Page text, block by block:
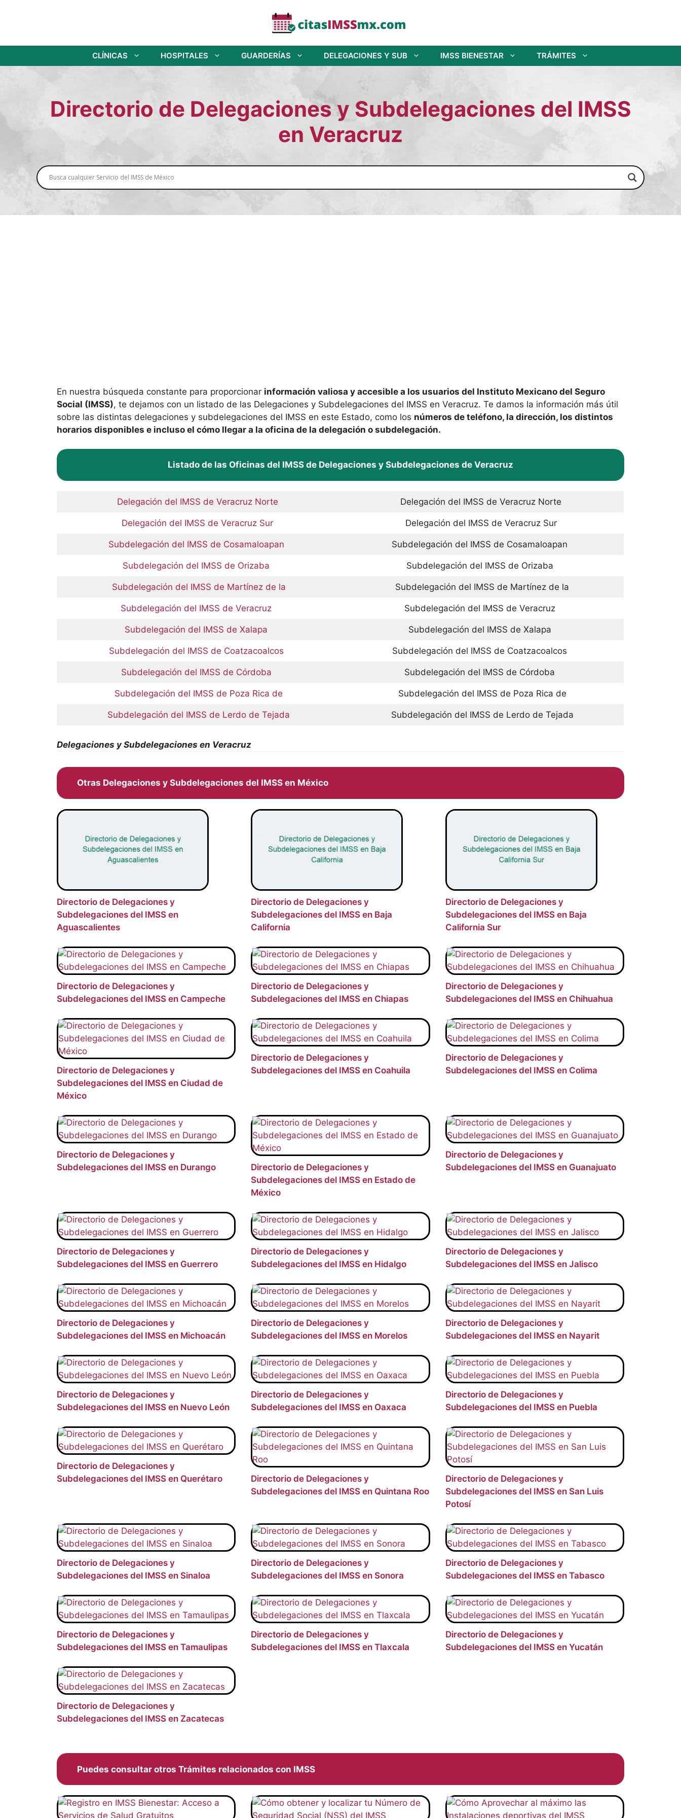
CLÍNICAS HOSPITALES GUARDERÍAS DELEGACIONES Y SUB IMSS BIENESTAR TRÁMITES
Directorio de Delegaciones y Subdelegaciones del IMSS
en Veracruz
En nuestra búsqueda constante para proporcionar información valiosa y accesible a los usuarios del Instituto Mexicano del Seguro
Social (IMSS), te dejamos con un listado de las Delegaciones y Subdelegaciones del IMSS en Veracruz. Te damos la información más útil
sobre las distintas delegaciones y subdelegaciones del IMSS en este Estado, como los números de teléfono, la dirección, los distintos
horarios disponibles e incluso el cómo llegar a la oficina de la delegación o subdelegación.
Listado de las Oficinas del IMSS de Delegaciones y Subdelegaciones de Veracruz
Delegación del IMSS de Veracruz Norte Delegación del IMSS de Veracruz Norte
Delegación del IMSS de Veracruz Sur Delegación del IMSS de Veracruz Sur
Subdelegación del IMSS de Cosamaloapan Subdelegación del IMSS de Cosamaloapan
Subdelegación del IMSS de Orizaba Subdelegación del IMSS de Orizaba
Subdelegación del IMSS de Martínez de la Subdelegación del IMSS de Martínez de la
Subdelegación del IMSS de Veracruz Subdelegación del IMSS de Veracruz
Subdelegación del IMSS de Xalapa Subdelegación del IMSS de Xalapa
Subdelegación del IMSS de Coatzacoalcos Subdelegación del IMSS de Coatzacoalcos
Subdelegación del IMSS de Córdoba Subdelegación del IMSS de Córdoba
Subdelegación del IMSS de Poza Rica de Subdelegación del IMSS de Poza Rica de
Subdelegación del IMSS de Lerdo de Tejada Subdelegación del IMSS de Lerdo de Tejada
Delegaciones y Subdelegaciones en Veracruz
Otras Delegaciones y Subdelegaciones del IMSS en México
Directorio de Delegaciones y
Subdelegaciones del IMSS en
Aguascalientes
Directorio de Delegaciones y
Subdelegaciones del IMSS en Baja
California
Directorio de Delegaciones y
Subdelegaciones del IMSS en Baja
California Sur
Directorio de Delegaciones y
Subdelegaciones del IMSS en Campeche
Directorio de Delegaciones y
Subdelegaciones del IMSS en Chiapas
Directorio de Delegaciones y
Subdelegaciones del IMSS en Chihuahua
Directorio de Delegaciones y
Subdelegaciones del IMSS en Ciudad de
México
Directorio de Delegaciones y
Subdelegaciones del IMSS en Coahuila
Directorio de Delegaciones y
Subdelegaciones del IMSS en Colima
Directorio de Delegaciones y
Subdelegaciones del IMSS en Durango
Directorio de Delegaciones y
Subdelegaciones del IMSS en Estado de
México
Directorio de Delegaciones y
Subdelegaciones del IMSS en Guanajuato
Directorio de Delegaciones y
Subdelegaciones del IMSS en Guerrero
Directorio de Delegaciones y
Subdelegaciones del IMSS en Hidalgo
Directorio de Delegaciones y
Subdelegaciones del IMSS en Jalisco
Directorio de Delegaciones y
Subdelegaciones del IMSS en Michoacán
Directorio de Delegaciones y
Subdelegaciones del IMSS en Morelos
Directorio de Delegaciones y
Subdelegaciones del IMSS en Nayarit
Directorio de Delegaciones y
Subdelegaciones del IMSS en Nuevo León
Directorio de Delegaciones y
Subdelegaciones del IMSS en Oaxaca
Directorio de Delegaciones y
Subdelegaciones del IMSS en Puebla
Directorio de Delegaciones y
Subdelegaciones del IMSS en Querétaro
Directorio de Delegaciones y
Subdelegaciones del IMSS en Quintana Roo
Directorio de Delegaciones y
Subdelegaciones del IMSS en San Luis
Potosí
Directorio de Delegaciones y
Subdelegaciones del IMSS en Sinaloa
Directorio de Delegaciones y
Subdelegaciones del IMSS en Sonora
Directorio de Delegaciones y
Subdelegaciones del IMSS en Tabasco
Directorio de Delegaciones y
Subdelegaciones del IMSS en Tamaulipas
Directorio de Delegaciones y
Subdelegaciones del IMSS en Tlaxcala
Directorio de Delegaciones y
Subdelegaciones del IMSS en Yucatán
Directorio de Delegaciones y
Subdelegaciones del IMSS en Zacatecas
Puedes consultar otros Trámites relacionados con IMSS